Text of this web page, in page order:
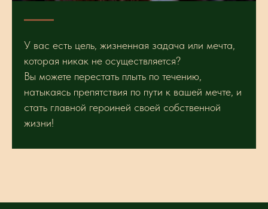
У вас есть цель, жизненная задача или мечта,
которая никак не осуществляется?
Вы можете перестать плыть по течению,
натыкаясь препятствия по пути к вашей мечте, и
стать главной героиней своей собственной
жизни!